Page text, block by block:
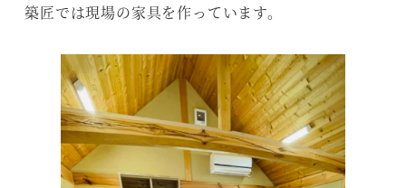
築匠では現場の家具を作っています。